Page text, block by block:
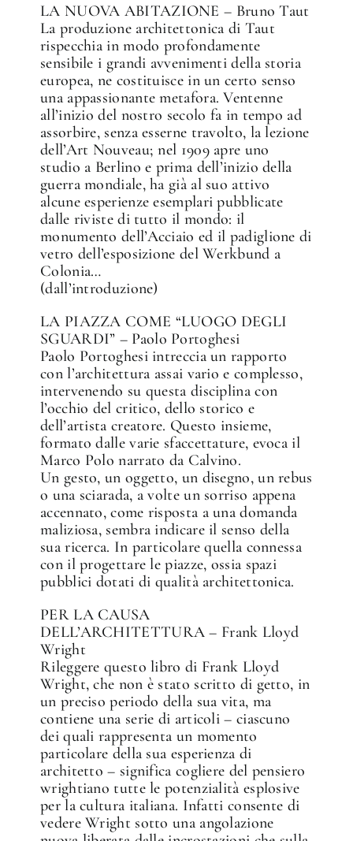
LA NUOVA ABITAZIONE – Bruno Taut
La produzione architettonica di Taut
rispecchia in modo profondamente
sensibile i grandi avvenimenti della storia
europea, ne costituisce in un certo senso
una appassionante metafora. Ventenne
all’inizio del nostro secolo fa in tempo ad
assorbire, senza esserne travolto, la lezione
dell’Art Nouveau; nel 1909 apre uno
studio a Berlino e prima dell’inizio della
guerra mondiale, ha già al suo attivo
alcune esperienze esemplari pubblicate
dalle riviste di tutto il mondo: il
monumento dell’Acciaio ed il padiglione di
vetro dell’esposizione del Werkbund a
Colonia…
(dall’introduzione)
LA PIAZZA COME “LUOGO DEGLI
SGUARDI” – Paolo Portoghesi
Paolo Portoghesi intreccia un rapporto
con l’architettura assai vario e complesso,
intervenendo su questa disciplina con
l’occhio del critico, dello storico e
dell’artista creatore. Questo insieme,
formato dalle varie sfaccettature, evoca il
Marco Polo narrato da Calvino.
Un gesto, un oggetto, un disegno, un rebus
o una sciarada, a volte un sorriso appena
accennato, come risposta a una domanda
maliziosa, sembra indicare il senso della
sua ricerca. In particolare quella connessa
con il progettare le piazze, ossia spazi
pubblici dotati di qualità architettonica.
PER LA CAUSA
DELL’ARCHITETTURA – Frank Lloyd
Wright
Rileggere questo libro di Frank Lloyd
Wright, che non è stato scritto di getto, in
un preciso periodo della sua vita, ma
contiene una serie di articoli – ciascuno
dei quali rappresenta un momento
particolare della sua esperienza di
architetto – significa cogliere del pensiero
wrightiano tutte le potenzialità esplosive
per la cultura italiana. Infatti consente di
vedere Wright sotto una angolazione